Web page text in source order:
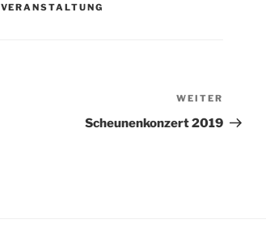
VERANSTALTUNG
Beitrag
WEITER
Scheunenkonzert 2019